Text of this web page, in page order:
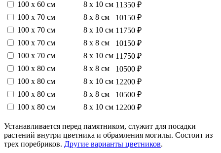
100 х 60 см
8 х 10 см 11350 ₽
100 х 70 см
8 х 8 см
10150 ₽
100 х 70 см
8 х 10 см 11750 ₽
100 х 70 см
8 х 8 см
10150 ₽
100 х 70 см
8 х 10 см 11750 ₽
100 х 80 см
8 х 8 см
10500 ₽
100 х 80 см
8 х 10 см 12200 ₽
100 х 80 см
8 х 8 см
10500 ₽
100 х 80 см
8 х 10 см 12200 ₽
Устанавливается перед памятником, служит для посадки
растений внутри цветника и обрамления могилы. Состоит из
трех поребриков. Другие варианты цветников.